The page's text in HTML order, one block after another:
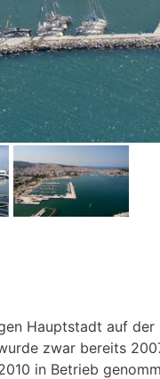
Hauptstadt auf der
zwar bereits
in Betrieb